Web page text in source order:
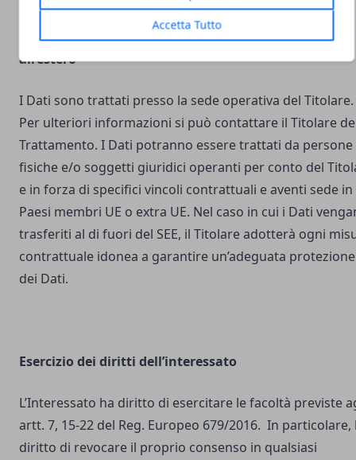
Accetta Tutto
Luogo del Trattamento e trasferimento dei Dati
all’estero
I Dati sono trattati presso la sede operativa del Titolare.
Per ulteriori informazioni si può contattare il Titolare
Trattamento. I Dati potranno essere trattati da persone
fisiche e/o soggetti giuridici operanti per conto del
e in forza di specifici vincoli contrattuali e aventi sede in
Paesi membri UE o extra UE. Nel caso in cui i Dati
trasferiti al di fuori del SEE, il Titolare adotterà ogni
contrattuale idonea a garantire un’adeguata protezione
dei Dati.
Esercizio dei diritti dell’interessato
L’Interessato ha diritto di esercitare le facoltà previste
artt. 7, 15-22 del Reg. Europeo 679/2016. In particolare,
diritto di revocare il proprio consenso in qualsiasi